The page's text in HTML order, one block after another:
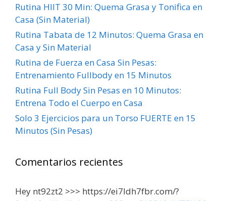
Rutina HIIT 30 Min: Quema Grasa y Tonifica en
Casa (Sin Material)
Rutina Tabata de 12 Minutos: Quema Grasa en
Casa y Sin Material
Rutina de Fuerza en Casa Sin Pesas:
Entrenamiento Fullbody en 15 Minutos
Rutina Full Body Sin Pesas en 10 Minutos:
Entrena Todo el Cuerpo en Casa
Solo 3 Ejercicios para un Torso FUERTE en 15
Minutos (Sin Pesas)
Comentarios recientes
Hey nt92zt2 >>> https://ei7ldh7fbr.com/?